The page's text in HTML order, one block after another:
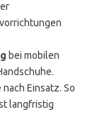
bei mobilen
Einsatz. So
langfristig